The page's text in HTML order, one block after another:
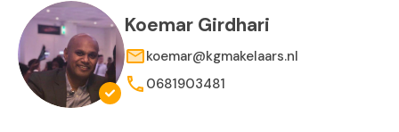
Koemar Girdhari
koemar@kgmakelaars.nl
0681903481